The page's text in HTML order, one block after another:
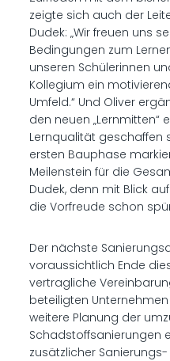
zeigte sich auch der
Dudek: „Wir freuen uns
Bedingungen zum
unseren Schülerinnen
Kollegium ein
Umfeld.“ Und Oliver
den neuen
Lernqualität geschaffen
ersten Bauphase
Meilenstein für die
Dudek, denn mit Blick
die Vorfreude schon
Der nächste
voraussichtlich Ende
vertragliche
beteiligten
weitere Planung der
Schadstoffsanierungen
zusätzlicher